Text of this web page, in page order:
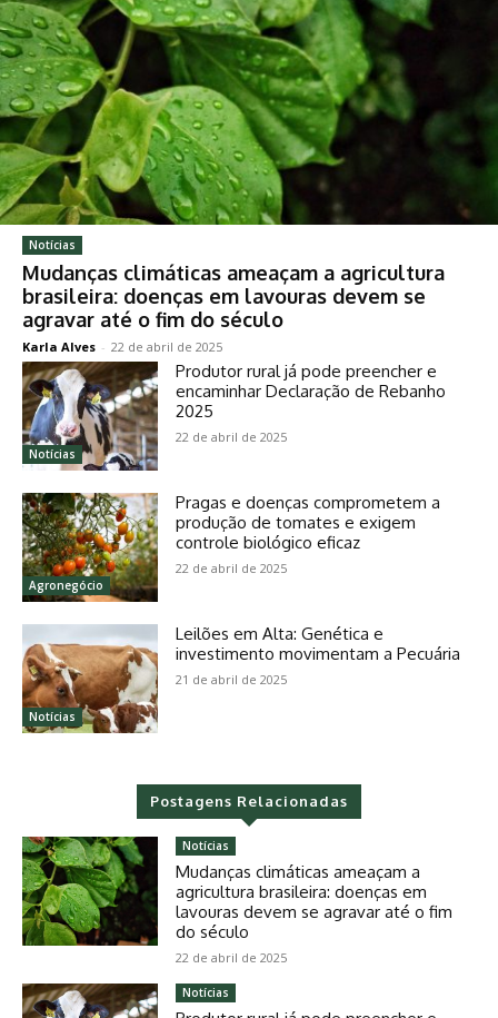
Notícias
Mudanças climáticas ameaçam a agricultura
brasileira: doenças em lavouras devem se
agravar até o fim do século
Karla Alves - 22 de abril de 2025
Notícias
Produtor rural já pode preencher e
encaminhar Declaração de Rebanho
2025
22 de abril de 2025
Agronegócio
Pragas e doenças comprometem a
produção de tomates e exigem
controle biológico eficaz
22 de abril de 2025
Notícias
Leilões em Alta: Genética e
investimento movimentam a Pecuária
21 de abril de 2025
Postagens Relacionadas
Notícias
Mudanças climáticas ameaçam a
agricultura brasileira: doenças em
lavouras devem se agravar até o fim
do século
22 de abril de 2025
Notícias